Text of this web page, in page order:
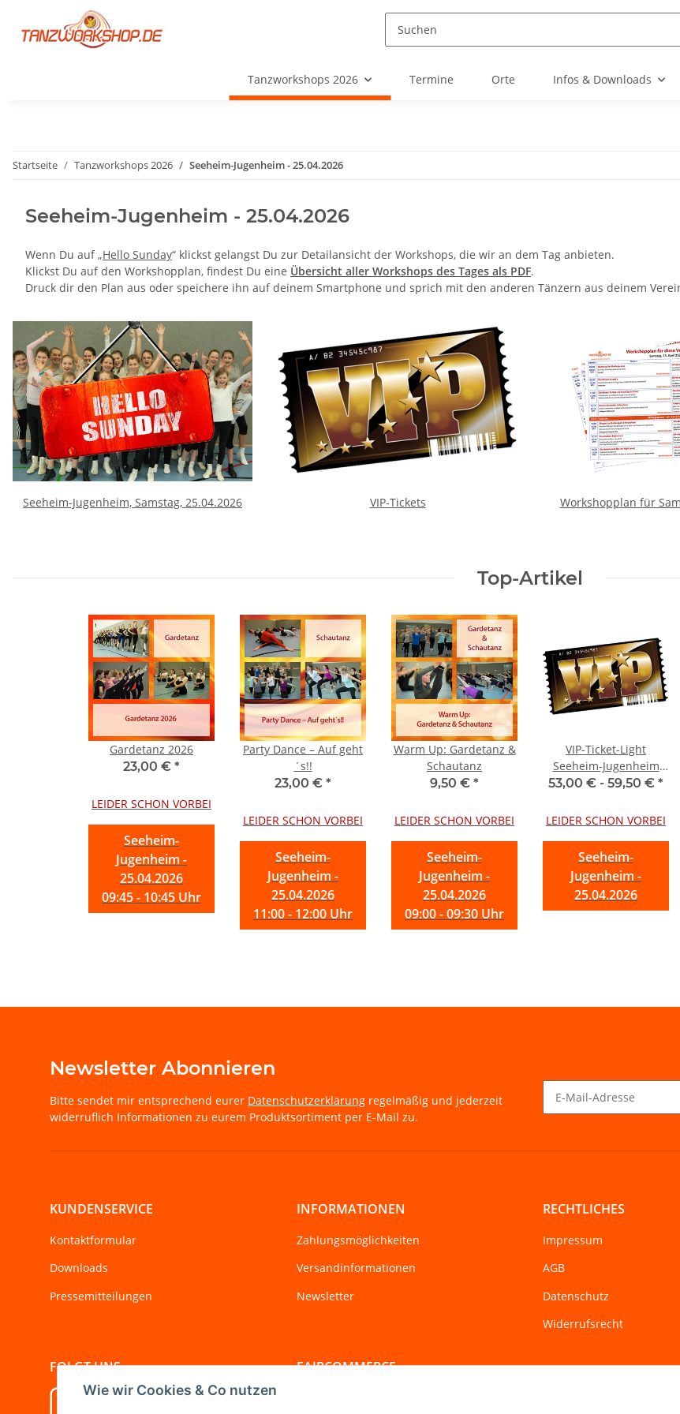
Wie wir Cookies & Co nutzen
Tanzworkshops 2026 Termine Orte Infos & Downloads
Startseite Tanzworkshops 2026 Seeheim-Jugenheim - 25.04.2026
Seeheim-Jugenheim - 25.04.2026
Wenn Du auf „Hello Sunday“ klickst gelangst Du zur Detailansicht der Workshops, die wir an dem Tag anbieten.
Klickst Du auf den Workshopplan, findest Du eine Übersicht aller Workshops des Tages als PDF.
Druck dir den Plan aus oder speichere ihn auf deinem Smartphone und sprich mit den anderen Tänzern aus deinem
Seeheim-Jugenheim, Samstag, 25.04.2026 VIP-Tickets Workshopplan für
Top-Artikel
Gardetanz 2026
23,00 € *
LEIDER SCHON VORBEI
Seeheim-
Jugenheim -
25.04.2026
09:45 - 10:45 Uhr
Party Dance – Auf geht
´s!!
23,00 € *
LEIDER SCHON VORBEI
Seeheim-
Jugenheim -
25.04.2026
11:00 - 12:00 Uhr
Warm Up: Gardetanz &
Schautanz
9,50 € *
LEIDER SCHON VORBEI
Seeheim-
Jugenheim -
25.04.2026
09:00 - 09:30 Uhr
VIP-Ticket-Light
Seeheim-Jugenheim
Samstag
53,00 € - 59,50 € *
LEIDER SCHON VORBEI
Seeheim-
Jugenheim -
25.04.2026
Newsletter Abonnieren
Bitte sendet mir entsprechend eurer Datenschutzerklärung regelmäßig und jederzeit
widerruflich Informationen zu eurem Produktsortiment per E-Mail zu.
KUNDENSERVICE
Kontaktformular
Downloads
Pressemitteilungen
INFORMATIONEN
Zahlungsmöglichkeiten
Versandinformationen
Newsletter
RECHTLICHES
Impressum
AGB
Datenschutz
Widerrufsrecht
FOLGT UNS FAIRCOMMERCE